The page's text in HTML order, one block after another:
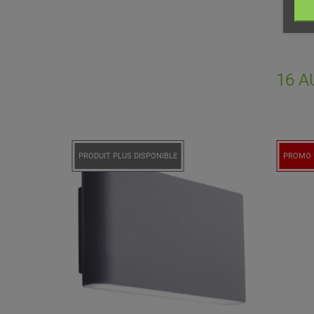
16
PRODUIT PLUS DISPONIBLE PROMO !